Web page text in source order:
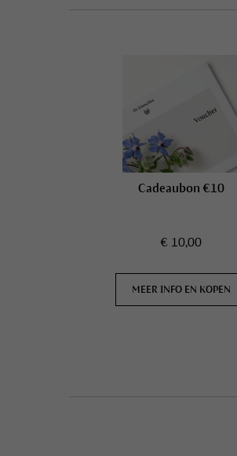
Cadeaubon €10
€ 10,00
MEER INFO EN KOPEN